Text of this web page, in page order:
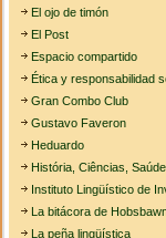
El ojo de timón
El Post
Espacio compartido
Ética y responsabilidad
Gran Combo Club
Gustavo Faveron
Heduardo
História, Ciências, Saúde
Instituto Lingüístico de
La bitácora de
La peña lingüística